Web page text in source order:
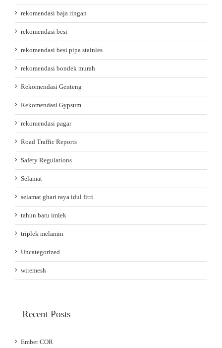
rekomendasi baja ringan
rekomendasi besi
rekomendasi besi pipa stainles
rekomendasi bondek murah
Rekomendasi Genteng
Rekomendasi Gypsum
rekomendasi pagar
Road Traffic Reports
Safety Regulations
Selamat
selamat ghari raya idul fitri
tahun baru imlek
triplek melamin
Uncategorized
wiremesh
Recent Posts
Ember COR